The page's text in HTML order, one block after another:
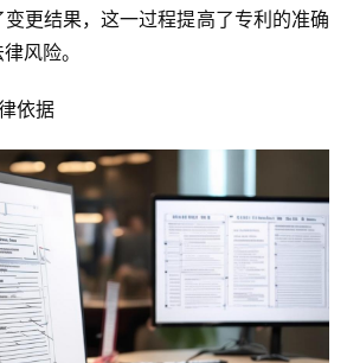
更结果，这一过程提高了专利的准确
风险。
依据